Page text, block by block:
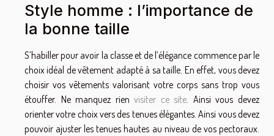
Style homme : l’importance de
la bonne taille
S’habiller pour avoir la classe et de l’élégance commence par le
choix idéal de vêtement adapté à sa taille. En effet, vous devez
choisir vos vêtements valorisant votre corps sans trop vous
étouffer. Ne manquez rienvisiter ce site . Ainsi vous devez
orienter votre choix vers des tenues élégantes. Ainsi vous devez
pouvoir ajuster les tenues hautes au niveau de vos pectoraux.